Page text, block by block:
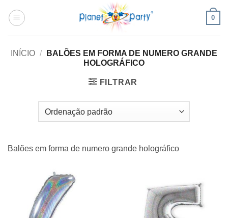
0
INÍCIO /
BALÕES EM FORMA DE NUMERO GRANDE
HOLOGRÁFICO
FILTRAR
Balões em forma de numero grande holográfico